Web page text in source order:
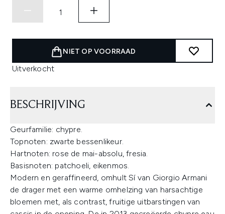
NIET OP VOORRAAD
Uitverkocht
BESCHRIJVING
Geurfamilie: chypre.
Topnoten: zwarte bessenlikeur.
Hartnoten: rose de mai-absolu, fresia.
Basisnoten: patchoeli, eikenmos.
Modern en geraffineerd, omhult Sí van Giorgio Armani
de drager met een warme omhelzing van harsachtige
bloemen met, als contrast, fruitige uitbarstingen van